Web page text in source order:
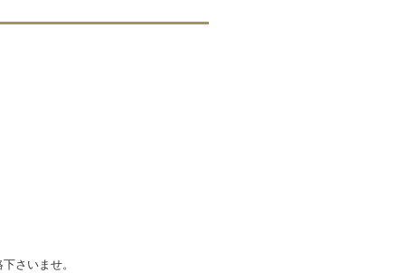
さいませ。